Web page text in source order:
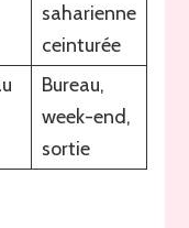
saharienne
ceinturée
Bureau,
week-end,
sortie